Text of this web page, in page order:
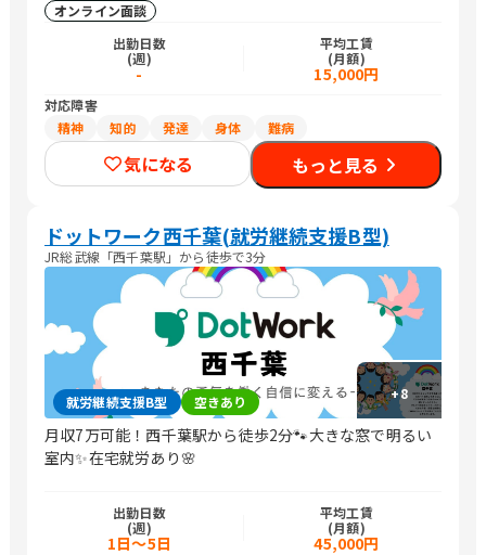
オンライン面談
出勤日数
(週)
-
平均工賃
(月額)
15,000円
対応障害
精神
知的 発達 身体 難病
気になる もっと見る
ドットワーク西千葉(就労継続支援B型)
JR総武線「西千葉駅」から徒歩で3分
+8
就労継続支援B型 空きあり
月収7万可能！西千葉駅から徒歩2分🐾大きな窓で明るい
室内✨在宅就労あり🌸
出勤日数
(週)
1日～5日
平均工賃
(月額)
45,000円